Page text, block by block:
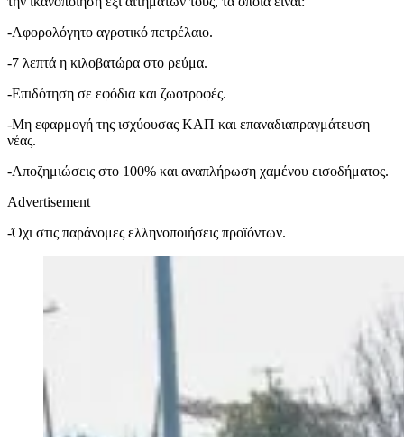
-Αφορολόγητο αγροτικό πετρέλαιο.
-7 λεπτά η κιλοβατώρα στο ρεύμα.
-Επιδότηση σε εφόδια και ζωοτροφές.
-Μη εφαρμογή της ισχύουσας ΚΑΠ και επαναδιαπραγμάτευση
νέας.
-Αποζημιώσεις στο 100% και αναπλήρωση χαμένου εισοδήματος.
Advertisement
-Όχι στις παράνομες ελληνοποιήσεις προϊόντων.